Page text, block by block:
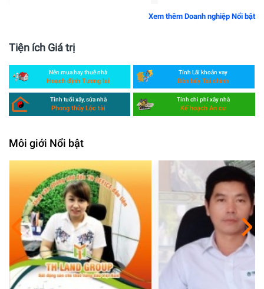
Xem thêm Doanh nghiệp Nổi bật
Tiện ích Giá trị
Nên mua hay thuê nhà
Hoạch định Tương lai
Tính Lãi khoản vay
Đòn bẩy Tài chính
Tính tuổi xây, sửa nhà
Phong thủy Lộc tài
Tính chi phí xây nhà
Kế hoạch An cư
Môi giới Nổi bật